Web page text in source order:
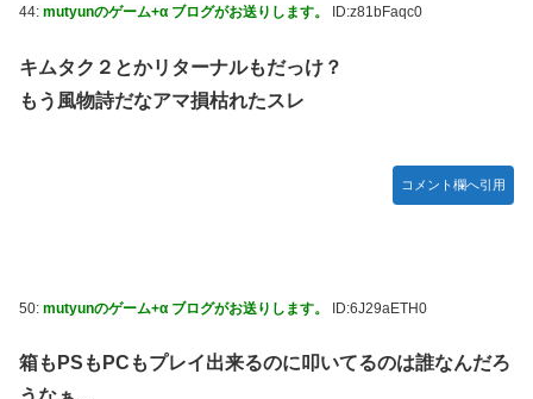
44: mutyunのゲーム+α ブログがお送りします。 ID:z81bFaqc0
キムタク２とかリターナルもだっけ？
もう風物詩だなアマ損枯れたスレ
コメント欄へ引用
50: mutyunのゲーム+α ブログがお送りします。 ID:6J29aETH0
箱もPSもPCもプレイ出来るのに叩いてるのは誰なんだろ